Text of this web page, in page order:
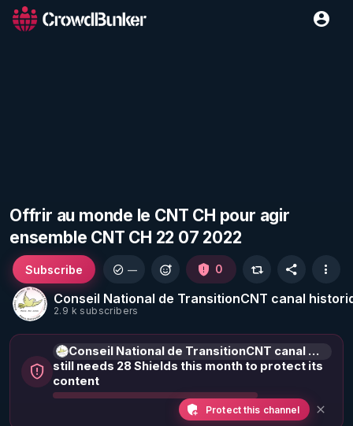
Offrir au monde le CNT CH pour agir
ensemble CNT CH 22 07 2022
Conseil National de TransitionCNT canal
2.9 k subscribers
Subscribe — 0
Conseil National de TransitionCNT canal historique
still needs 28 Shields this month to protect its
content
Protect this channel